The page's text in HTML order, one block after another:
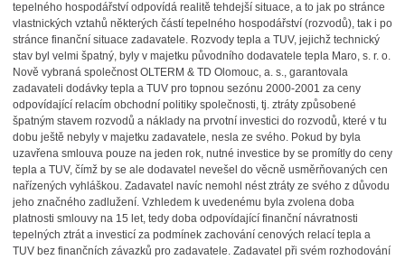
tepelného hospodářství odpovídá realitě tehdejší situace, a to jak po stránce
vlastnických vztahů některých částí tepelného hospodářství (rozvodů), tak i po
stránce finanční situace zadavatele. Rozvody tepla a TUV, jejichž technický
stav byl velmi špatný, byly v majetku původního dodavatele tepla Maro, s. r. o.
Nově vybraná společnost OLTERM & TD Olomouc, a. s., garantovala
zadavateli dodávky tepla a TUV pro topnou sezónu 2000-2001 za ceny
odpovídající relacím obchodní politiky společnosti, tj. ztráty způsobené
špatným stavem rozvodů a náklady na prvotní investici do rozvodů, které v tu
dobu ještě nebyly v majetku zadavatele, nesla ze svého. Pokud by byla
uzavřena smlouva pouze na jeden rok, nutné investice by se promítly do ceny
tepla a TUV, čímž by se ale dodavatel nevešel do věcně usměrňovaných cen
nařízených vyhláškou. Zadavatel navíc nemohl nést ztráty ze svého z důvodu
jeho značného zadlužení. Vzhledem k uvedenému byla zvolena doba
platnosti smlouvy na 15 let, tedy doba odpovídající finanční návratnosti
tepelných ztrát a investicí za podmínek zachování cenových relací tepla a
TUV bez finančních závazků pro zadavatele. Zadavatel při svém rozhodování